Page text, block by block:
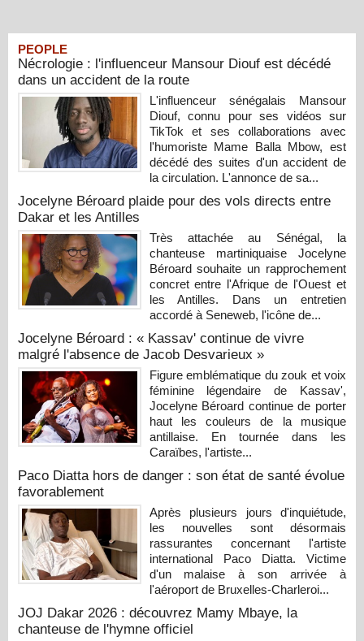
PEOPLE
Nécrologie : l'influenceur Mansour Diouf est décédé
dans un accident de la route
L'influenceur sénégalais Mansour
Diouf, connu pour ses vidéos sur
TikTok et ses collaborations avec
l'humoriste Mame Balla Mbow, est
décédé des suites d'un accident de
la circulation. L'annonce de sa...
Jocelyne Béroard plaide pour des vols directs entre
Dakar et les Antilles
Très attachée au Sénégal, la
chanteuse martiniquaise Jocelyne
Béroard souhaite un rapprochement
concret entre l'Afrique de l'Ouest et
les Antilles. Dans un entretien
accordé à Seneweb, l'icône de...
Jocelyne Béroard : « Kassav' continue de vivre
malgré l'absence de Jacob Desvarieux »
Figure emblématique du zouk et voix
féminine légendaire de Kassav',
Jocelyne Béroard continue de porter
haut les couleurs de la musique
antillaise. En tournée dans les
Caraïbes, l'artiste...
Paco Diatta hors de danger : son état de santé évolue
favorablement
Après plusieurs jours d'inquiétude,
les nouvelles sont désormais
rassurantes concernant l'artiste
international Paco Diatta. Victime
d'un malaise à son arrivée à
l'aéroport de Bruxelles-Charleroi...
JOJ Dakar 2026 : découvrez Mamy Mbaye, la
chanteuse de l'hymne officiel